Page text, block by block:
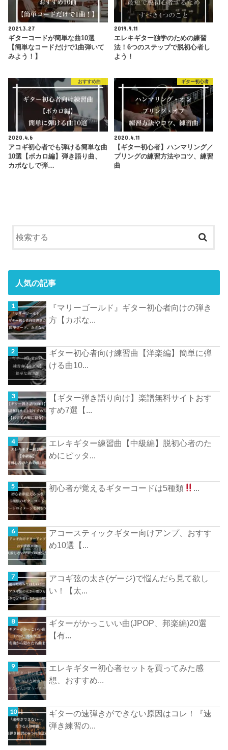
2021.3.27
ギターコードが簡単な曲10選
【簡単なコードだけで1曲弾いて
みよう！】
2019.9.11
エレキギター独学のための練習
法！6つのステップで脱初心者し
よう！
おすすめ曲
2020.4.6
アコギ初心者でも弾ける簡単な曲
10選【ボカロ編】弾き語り曲、
カポなしで弾…
ギター初心者
2020.4.11
【ギター初心者】ハンマリング／
プリングの練習方法やコツ、練習
曲
人気の記事
『マリーゴールド』ギター初心者向けの弾き
方【カポな...
ギター初心者向け練習曲【洋楽編】簡単に弾
ける曲10...
【ギター弾き語り向け】楽譜無料サイトおす
すめ7選【...
エレキギター練習曲【中級編】脱初心者のた
めにピッタ...
初心者が覚えるギターコードは5種類 ...
アコースティックギター向けアンプ、おすす
め10選【...
アコギ弦の太さ(ゲージ)で悩んだら見て欲し
い！【太...
ギターがかっこいい曲(JPOP、邦楽編)20選
【有...
エレキギター初心者セットを買ってみた感
想、おすすめ...
ギターの速弾きができない原因はコレ！『速
弾き練習の...